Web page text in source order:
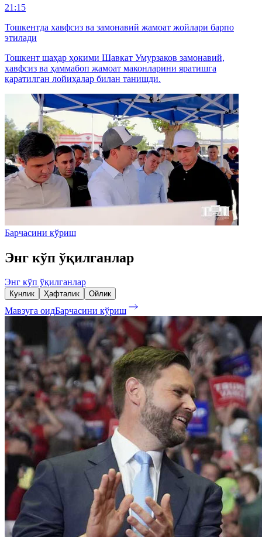
21:15
Тошкентда хавфсиз ва замонавий жамоат жойлари барпо
этилади
Тошкент шаҳар ҳокими Шавкат Умурзаков замонавий,
хавфсиз ва ҳаммабоп жамоат маконларини яратишга
қаратилган лойиҳалар билан танишди.
Барчасини кўриш
Энг кўп ўқилганлар
Энг кўп ўқилганлар
Кунлик Ҳафталик Ойлик
Мавзуга оидБарчасини кўриш